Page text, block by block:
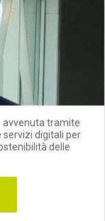
avvenuta tramite
servizi digitali per
delle